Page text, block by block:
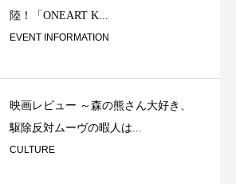
陸！「ONEART K...
EVENT INFORMATION
映画レビュー ～森の熊さん大好き、
駆除反対ムーヴの暇人は...
CULTURE